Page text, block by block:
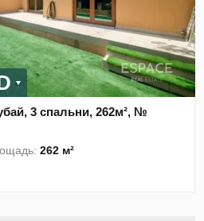
3 спальни, 262м², №
262 м²